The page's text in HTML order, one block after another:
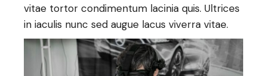
vitae tortor condimentum lacinia quis. Ultrices
in iaculis nunc sed augue lacus viverra vitae.